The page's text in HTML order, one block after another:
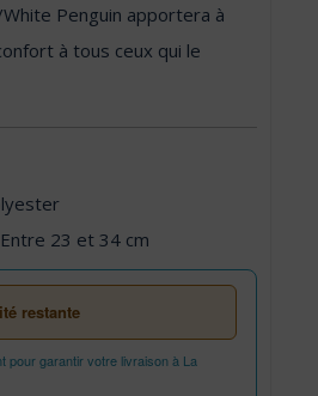
Penguin apportera à
à tous ceux qui le
23 et 34 cm
restante
pour garantir votre livraison à La